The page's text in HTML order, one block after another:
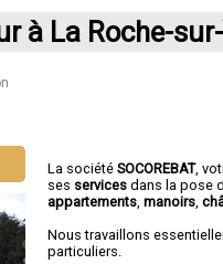
à La Roche-
La sociétéSOCOREBAT,
ses services dans la pose
appartements ,manoirs ,
Nous travaillons
particuliers.